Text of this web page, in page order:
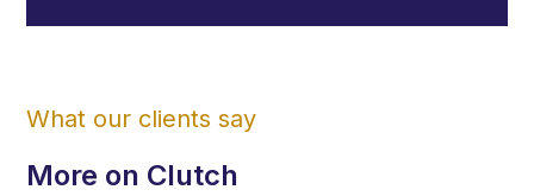
What our clients say
More on Clutch